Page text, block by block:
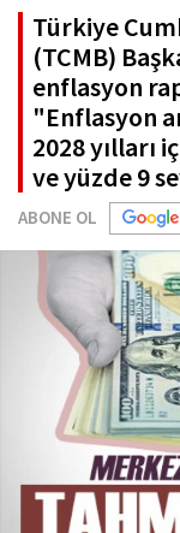
Türkiye
(TCMB)
enflasyon
"Enflasyon
2028 yılları
ve yüzde 9
ABONE OL